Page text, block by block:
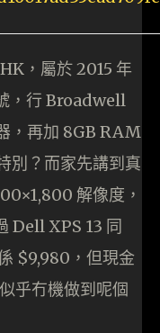
，屬於 2015 年
，行 Broadwell
，再加 8GB RAM
別？而家先講到真
解像度，
Dell XPS 13 同
$9,980，但現金
乎冇機做到呢個